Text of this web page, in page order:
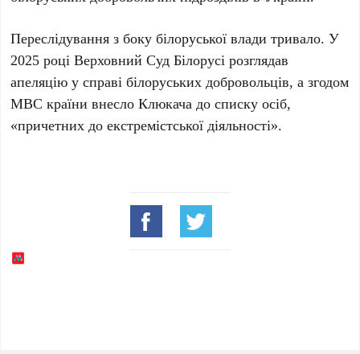
Переслідування з боку білоруської влади тривало. У
2025 році Верховний Суд Білорусі розглядав
апеляцію у справі білоруських добровольців, а згодом
МВС країни внеслоКлюкача до списку осіб,
«причетних до екстремістської діяльності».